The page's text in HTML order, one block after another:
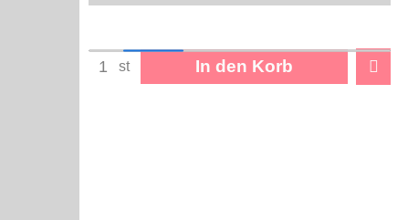
st In den Korb